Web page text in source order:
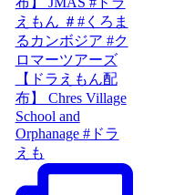
【ドラえもん配
布】 Chres Village
School and
Orphanage #ドラ
えも